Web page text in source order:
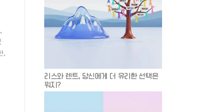
,
리스와 렌트, 당신에게 더 유리한 선택은
뭐지?